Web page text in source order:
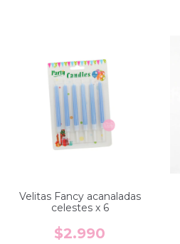
Velitas Fancy acanaladas
celestes x 6
$2.990